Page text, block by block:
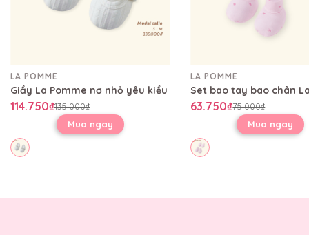
LA POMME
Giầy La Pomme nơ nhỏ yêu kiều
114.750₫135.000₫
Mua ngay
LA POMME
63.750₫75.000₫
Mua ngay